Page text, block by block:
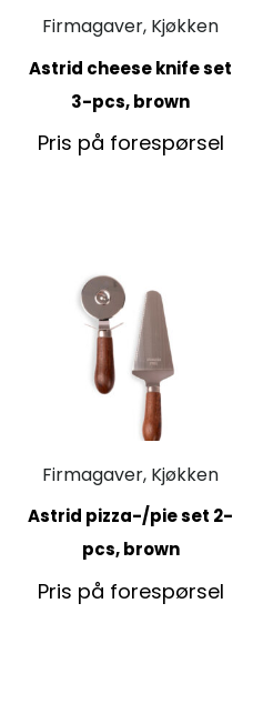
Firmagaver, Kjøkken
Astrid cheese knife set
3-pcs, brown
Pris på forespørsel
Firmagaver, Kjøkken
Astrid pizza-/pie set 2-
pcs, brown
Pris på forespørsel